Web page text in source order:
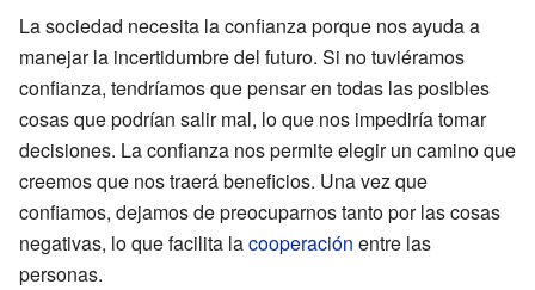
La sociedad necesita la confianza porque nos ayuda a
manejar la incertidumbre del futuro. Si no tuviéramos
confianza, tendríamos que pensar en todas las posibles
cosas que podrían salir mal, lo que nos impediría tomar
decisiones. La confianza nos permite elegir un camino que
creemos que nos traerá beneficios. Una vez que
confiamos, dejamos de preocuparnos tanto por las cosas
negativas, lo que facilita lacooperación entre las
personas.